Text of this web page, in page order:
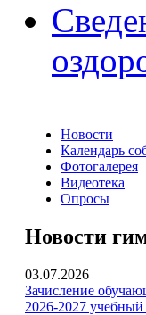
Новости
Календарь
Фотогалерея
Видеотека
Опросы
Новости
03.07.2026
Зачисление
2026-2027 учебный